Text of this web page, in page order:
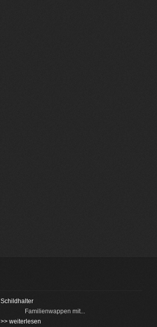
Schildhalter
Familienwappen mit...
>> weiterlesen